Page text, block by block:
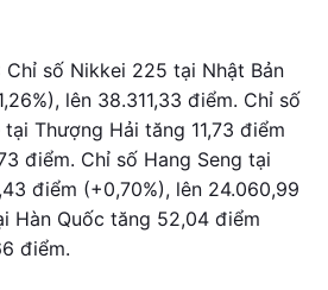
Chỉ số Nikkei 225 tại Nhật Bản
lên 38.311,33 điểm. Chỉ số
Thượng Hải tăng 11,73 điểm
điểm. Chỉ số Hang Seng tại
điểm (+0,70%), lên 24.060,99
Hàn Quốc tăng 52,04 điểm
điểm.